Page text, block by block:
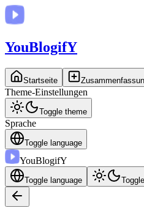
YouBlogifY
Startseite
Theme-Einstellungen
Toggle theme
Sprache
Toggle language
YouBlogifY
Toggle language